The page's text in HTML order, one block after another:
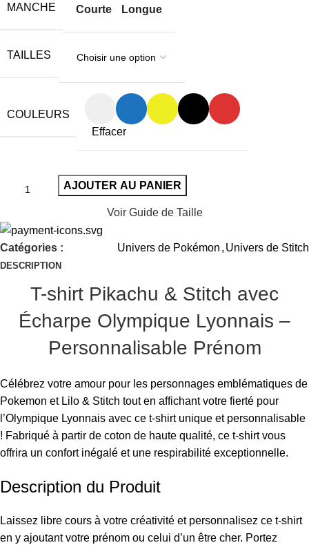
MANCHE Courte Longue
TAILLES
COULEURS
Effacer
AJOUTER AU PANIER
Voir Guide de Taille
Catégories : Univers de Pokémon , Univers de Stitch
DESCRIPTION
T-shirt Pikachu & Stitch avec
Écharpe Olympique Lyonnais –
Personnalisable Prénom
Célébrez votre amour pour les personnages emblématiques de
Pokemon et Lilo & Stitch tout en affichant votre fierté pour
l’Olympique Lyonnais avec ce t-shirt unique et personnalisable
! Fabriqué à partir de coton de haute qualité, ce t-shirt vous
offrira un confort inégalé et une respirabilité exceptionnelle.
Description du Produit
Laissez libre cours à votre créativité et personnalisez ce t-shirt
en y ajoutant votre prénom ou celui d’un être cher. Portez